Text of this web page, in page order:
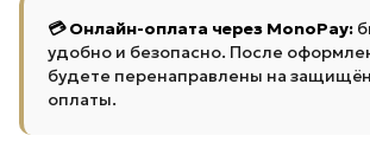
💳 Онлайн-оплата через MonoPay:
удобно и безопасно. После
будете перенаправлены на
оплаты.